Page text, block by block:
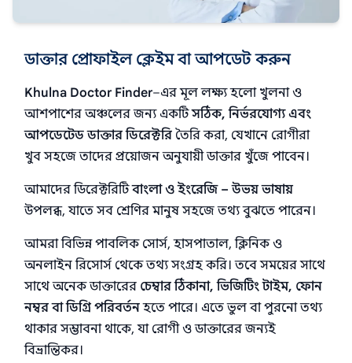
ডাক্তার প্রোফাইল ক্লেইম বা আপডেট করুন
Khulna Doctor Finder–এর মূল লক্ষ্য হলো খুলনা ও
আশপাশের অঞ্চলের জন্য একটিসঠিক, নির্ভরযোগ্য এবং
আপডেটেড ডাক্তার ডিরেক্টরি তৈরি করা, যেখানে রোগীরা
খুব সহজে তাদের প্রয়োজন অনুযায়ী ডাক্তার খুঁজে পাবেন।
আমাদের ডিরেক্টরিটিবাংলা ও ইংরেজি – উভয় ভাষায়
উপলব্ধ, যাতে সব শ্রেণির মানুষ সহজে তথ্য বুঝতে পারেন।
আমরা বিভিন্ন পাবলিক সোর্স, হাসপাতাল, ক্লিনিক ও
অনলাইন রিসোর্স থেকে তথ্য সংগ্রহ করি। তবে সময়ের সাথে
সাথে অনেক ডাক্তারের চেম্বার ঠিকানা, ভিজিটিং টাইম, ফোন
নম্বর বা ডিগ্রি পরিবর্তনহতে পারে। এতে ভুল বা পুরনো তথ্য
থাকার সম্ভাবনা থাকে, যা রোগী ও ডাক্তারের জন্যই
বিভ্রান্তিকর।